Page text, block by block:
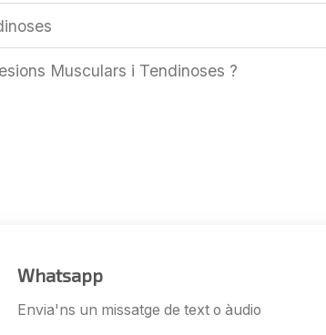
Musculars i Tendinoses ?
Whatsapp
Envia'ns un missatge de text o àudio